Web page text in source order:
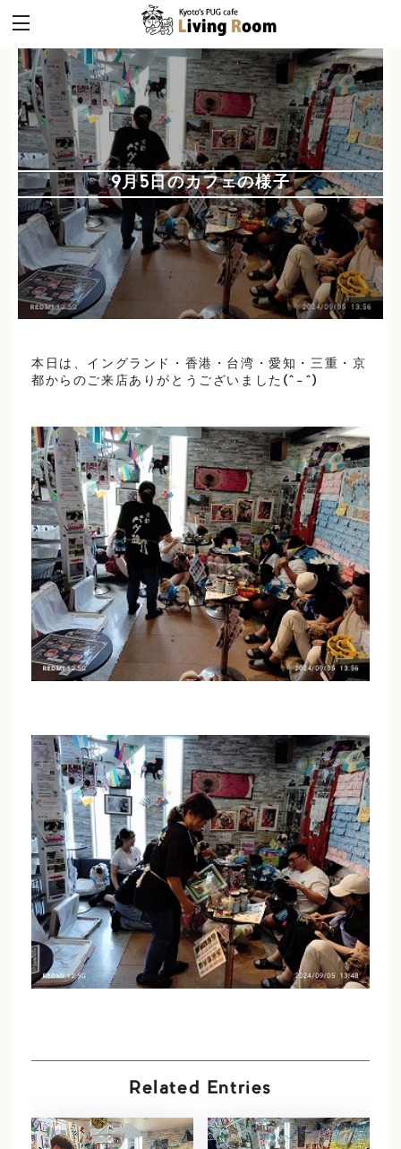
9月5日のカフェの様子
本日は、イングランド・香港・台湾・愛知・三重・京
都からのご来店ありがとうございました(^-^)
Related Entries